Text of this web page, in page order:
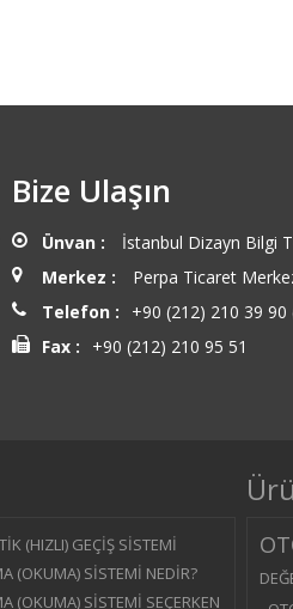
Bize Ulaşın
Ünvan :
İstanbul Dizayn Bilgi
Merkez :
Perpa Ticaret
Telefon :
+90 (212) 210 39 90
Fax :
+90 (212) 210 95 51
(HIZLI) GEÇİŞ SİSTEMİ
(OKUMA) SİSTEMİ NEDİR?
(OKUMA) SİSTEMİ SEÇERKEN